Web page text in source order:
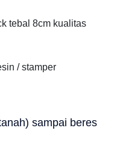
tebal 8cm kualitas
/ stamper
sampai beres